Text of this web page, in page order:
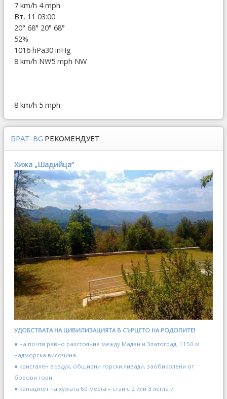
7 km/h 4 mph
Вт, 11 03:00
20° 68° 20° 68°
52%
1016 hPa30 inHg
8 km/h NW5 mph NW
8 km/h 5 mph
БРАТ-BG РЕКОМЕНДУЕТ
Хижа „Шадийца“
УДОБСТВАТА НА ЦИВИЛИЗАЦИЯТА В СЪРЦЕТО НА РОДОПИТЕ!
● на почти равно разстояние между Мадан и Златоград, 1150 м
надморска височина
● кристален въздух, обширни горски ливади, заобиколени от
борови гори
● капацитет на хужата 60 места – стаи с 2 или 3 легла и